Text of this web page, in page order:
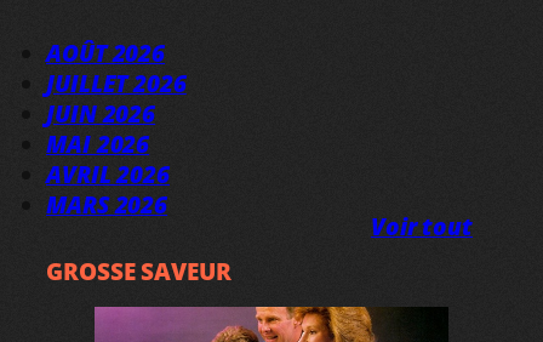
AOÛT 2026
JUILLET 2026
JUIN 2026
MAI 2026
AVRIL 2026
MARS 2026
Voir tout
GROSSE SAVEUR